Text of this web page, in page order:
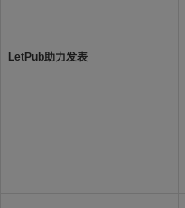
LetPub助力发表